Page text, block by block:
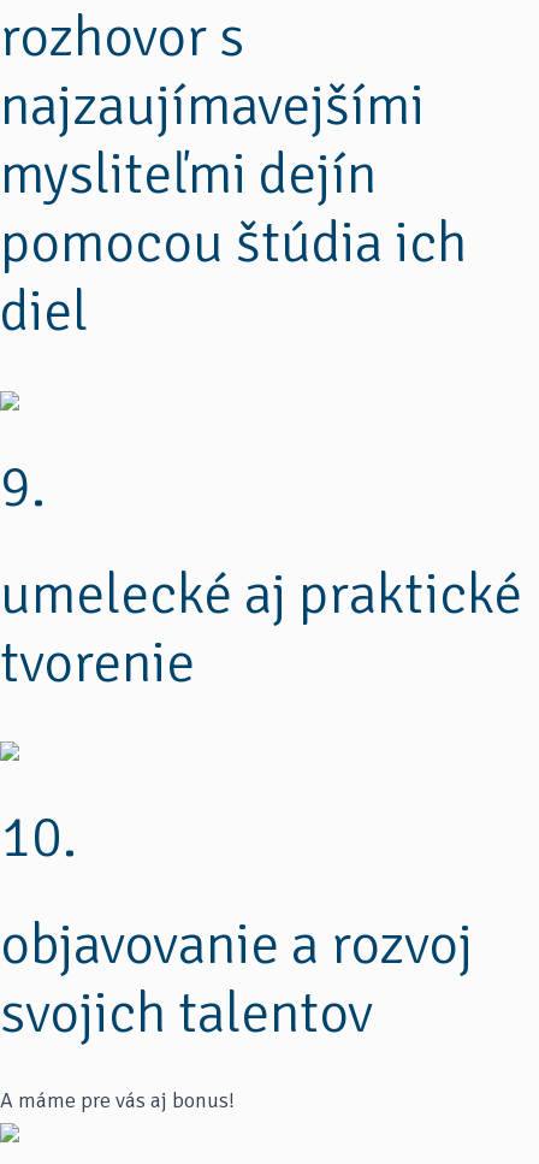
rozhovor s
najzaujímavejšími
mysliteľmi dejín
pomocou štúdia ich
diel
9.
umelecké aj praktické
tvorenie
10.
objavovanie a rozvoj
svojich talentov
A máme pre vás aj bonus!